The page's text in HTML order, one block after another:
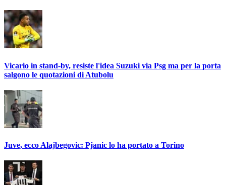
Vicario in stand-by, resiste l'idea Suzuki via Psg ma per la porta
salgono le quotazioni di Atubolu
Juve, ecco Alajbegovic: Pjanic lo ha portato a Torino